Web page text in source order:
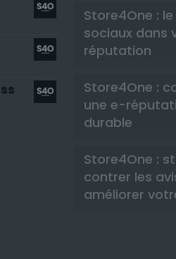
Store4One :
sociaux dans
réputation
Store4One :
une e-
durable
Store4One :
contrer les
améliorer